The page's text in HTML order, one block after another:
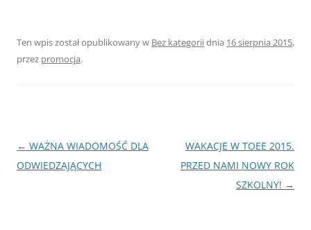
Ten wpis został opublikowany w Bez kategoriidnia 16 sierpnia 2015,
przez promocja.
Nawigacja
wpisu
← WAŻNA WIADOMOŚĆ DLA
ODWIEDZAJĄCYCH
WAKACJE W TOEE 2015.
PRZED NAMI NOWY ROK
SZKOLNY! →